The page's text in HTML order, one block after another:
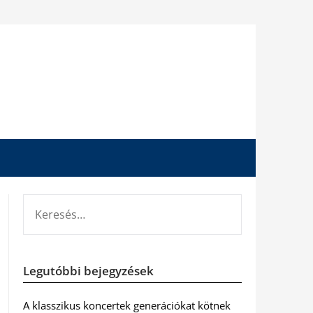
Legutóbbi bejegyzések
A klasszikus koncertek generációkat kötnek